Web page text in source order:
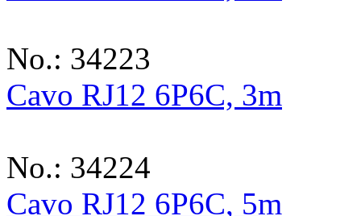
No.: 34223
Cavo RJ12 6P6C, 3m
No.: 34224
Cavo RJ12 6P6C, 5m